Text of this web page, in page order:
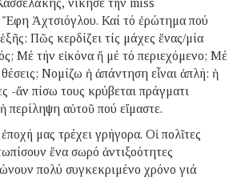
Ἔφη Ἀχτσιόγλου. Καί τό ἐρώτημα πού
Πῶς κερδίζει τίς μάχες ἕνας/μία
Μέ τήν εἰκόνα ἤ μέ τό περιεχόμενο; Μέ
θέσεις; Νομίζω ἡ ἀπάντηση εἶναι ἁπλή: ἡ
-ἄν πίσω τους κρύβεται πράγματι
περίληψη αὐτοῦ πού εἴμαστε.
μας τρέχει γρήγορα. Οἱ πολῖτες
ἕνα σωρό ἀντιξοότητες
πολύ συγκεκριμένο χρόνο γιά